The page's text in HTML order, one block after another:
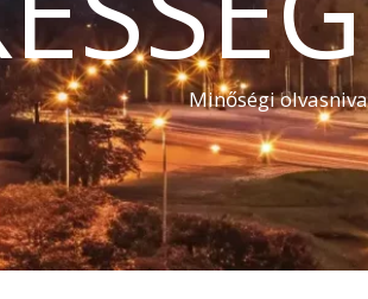
Minőségi